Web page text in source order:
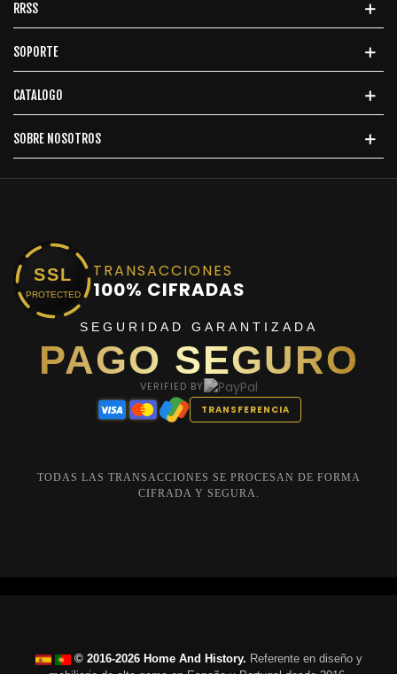
RRSS
SOPORTE
CATALOGO
SOBRE NOSOTROS
SSL
PROTECTED
TRANSACCIONES
100% CIFRADAS
SEGURIDAD GARANTIZADA
PAGO SEGURO
VERIFIED BY
TRANSFERENCIA
TODAS LAS TRANSACCIONES SE PROCESAN DE FORMA
CIFRADA Y SEGURA.
© 2016-2026 Home And History. Referente en diseño y